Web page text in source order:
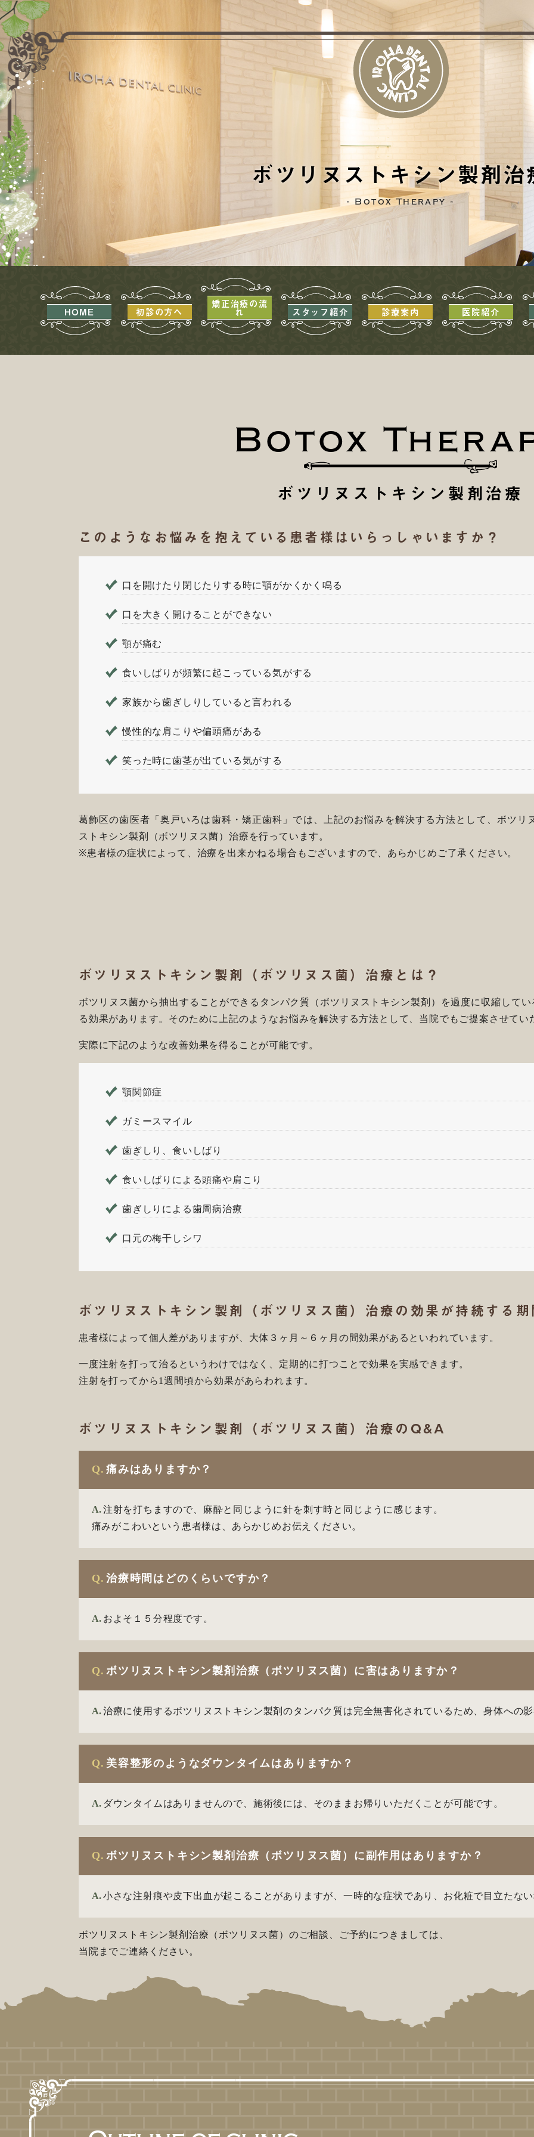
ボツリヌストキシン製剤治
Botox Therapy
HOME 初診の方へ
矯正治療の流
れ スタッフ紹介 診療案内 医院紹介
Botox
ボツリヌストキシン製剤治療
このようなお悩みを抱えている患者様はいらっしゃいますか？
口を開けたり閉じたりする時に顎がかくかく鳴る
口を大きく開けることができない
顎が痛む
食いしばりが頻繁に起こっている気がする
家族から歯ぎしりしていると言われる
慢性的な肩こりや偏頭痛がある
笑った時に歯茎が出ている気がする
葛飾区の歯医者「奥戸いろは歯科・矯正歯科」では、上記のお悩みを解決する方法として、ボツリ
ストキシン製剤（ボツリヌス菌）治療を行っています。
※患者様の症状によって、治療を出来かねる場合もございますので、あらかじめご了承ください。
ボツリヌストキシン製剤（ボツリヌス菌）治療とは？
ボツリヌス菌から抽出することができるタンパク質（ボツリヌストキシン製剤）を過度に収縮して
る効果があります。そのために上記のようなお悩みを解決する方法として、当院でもご提案させてい
実際に下記のような改善効果を得ることが可能です。
顎関節症
ガミースマイル
歯ぎしり、食いしばり
食いしばりによる頭痛や肩こり
歯ぎしりによる歯周病治療
口元の梅干しシワ
ボツリヌストキシン製剤（ボツリヌス菌）治療の効果が持続する
患者様によって個人差がありますが、大体３ヶ月～６ヶ月の間効果があるといわれています。
一度注射を打って治るというわけではなく、定期的に打つことで効果を実感できます。
注射を打ってから1週間頃から効果があらわれます。
ボツリヌストキシン製剤（ボツリヌス菌）治療のQ&A
Q. 痛みはありますか？
A.注射を打ちますので、麻酔と同じように針を刺す時と同じように感じます。
痛みがこわいという患者様は、あらかじめお伝えください。
Q. 治療時間はどのくらいですか？
A. およそ１５分程度です。
Q. ボツリヌストキシン製剤治療（ボツリヌス菌）に害はありますか？
A.治療に使用するボツリヌストキシン製剤のタンパク質は完全無害化されているため、身体への
Q. 美容整形のようなダウンタイムはありますか？
A. ダウンタイムはありませんので、施術後には、そのままお帰りいただくことが可能です。
Q. ボツリヌストキシン製剤治療（ボツリヌス菌）に副作用はありますか？
A.小さな注射痕や皮下出血が起こることがありますが、一時的な症状であり、お化粧で目立たな
ボツリヌストキシン製剤治療（ボツリヌス菌）のご相談、ご予約につきましては、
当院までご連絡ください。